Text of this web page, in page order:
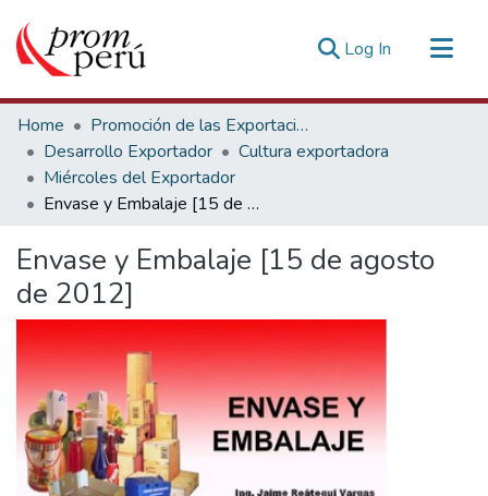
Log In (current)
Communities & Collections
All of DSpace
Statistics
Estadísticas Externas
Home
Promoción de las Exportaciones
Desarrollo Exportador
Cultura exportadora
Miércoles del Exportador
Envase y Embalaje [15 de agosto de 2012]
Envase y Embalaje [15 de agosto
de 2012]